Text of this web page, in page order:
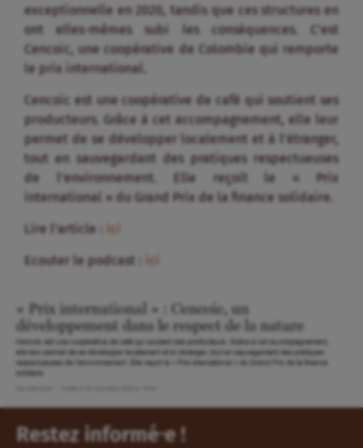
exceptionnelle en 2020, tandis que ces structures en
ont elles-mêmes subi les conséquences. C’est
Cencoic, une coopérative de Colombie qui remporte
le prix international.
Cencoic est une coopérative de café qui soutient ses
producteurs. Grâce à cet accompagnement, elle leur
permet de se développer localement et à l’étranger,
tout en sauvegardant des pratiques respectueuses
de l’environnement. Elle reçoit le « Prix
international » du Grand Prix de la finance solidaire.
Lire l’article : ici
Ecouter le podcast : ici
Restez informé⸱e !